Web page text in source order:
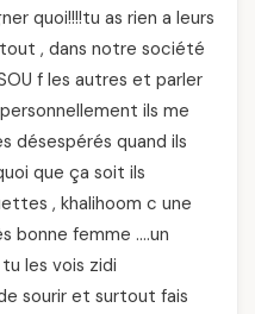
quoi!!!!tu as rien a leurs
, dans notre société
f les autres et parler
ils me
désespérés quand ils
que ça soit ils
, khalihoom c une
bonne femme ….un
les vois zidi
sourir et surtout fais